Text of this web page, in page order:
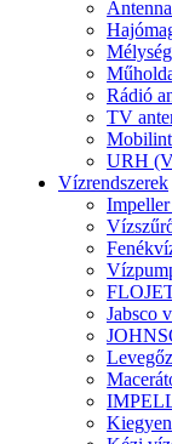
Rádió
TV
URH
Vízrendszerek
Jabsco